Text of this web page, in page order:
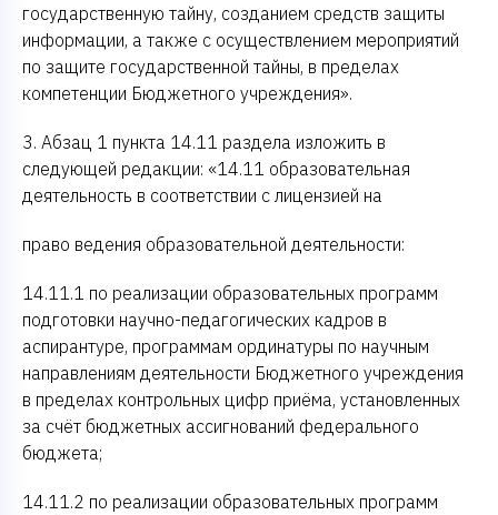
государственную тайну, созданием средств защиты
информации, а также с осуществлением мероприятий
по защите государственной тайны, в пределах
компетенции Бюджетного учреждения».
3. Абзац 1 пункта 14.11 раздела изложить в
следующей редакции: «14.11 образовательная
деятельность в соответствии с лицензией на
право ведения образовательной деятельности:
14.11.1 по реализации образовательных программ
подготовки научно-педагогических кадров в
аспирантуре, программам ординатуры по научным
направлениям деятельности Бюджетного учреждения
в пределах контрольных цифр приёма, установленных
за счёт бюджетных ассигнований федерального
бюджета;
14.11.2 по реализации образовательных программ